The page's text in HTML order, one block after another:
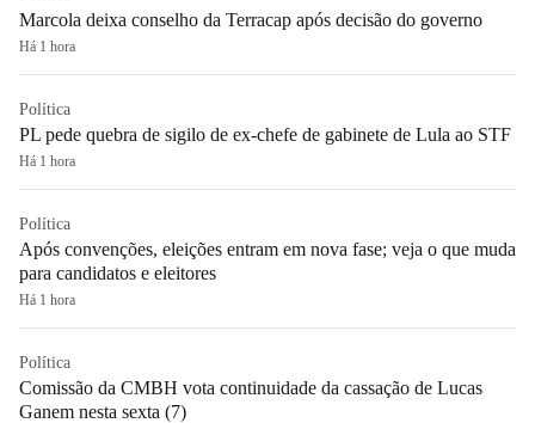
Marcola deixa conselho da Terracap após decisão do governo
Há 1 hora
Política
PL pede quebra de sigilo de ex-chefe de gabinete de Lula ao STF
Há 1 hora
Política
Após convenções, eleições entram em nova fase; veja o que muda
para candidatos e eleitores
Há 1 hora
Política
Comissão da CMBH vota continuidade da cassação de Lucas
Ganem nesta sexta (7)